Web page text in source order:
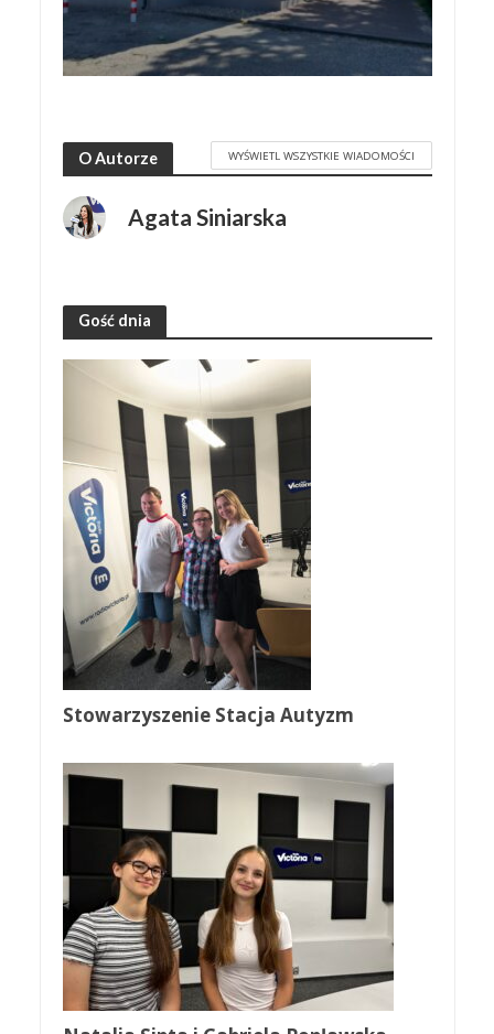
O Autorze WYŚWIETL WSZYSTKIE WIADOMOŚCI
Agata Siniarska
Gość dnia
Stowarzyszenie Stacja Autyzm